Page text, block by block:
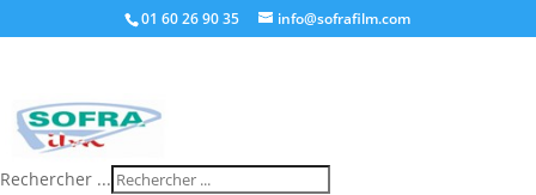
01 60 26 90 35 info@sofrafilm.com
Rechercher ...